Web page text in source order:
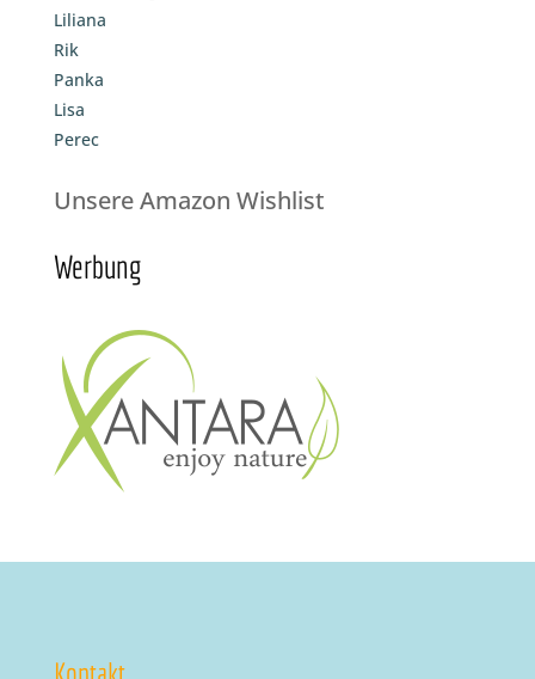
Liliana
Rik
Panka
Lisa
Perec
Unsere Amazon Wishlist
Werbung